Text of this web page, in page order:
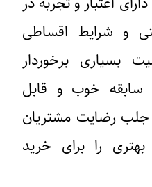
و شرایط اقساطی
بسیاری برخوردار
سابقه خوب و قابل
جلب رضایت مشتریان
را برای خرید